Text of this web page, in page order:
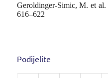
Geroldinger-Simic, M. et al.
616–622
Podijelite